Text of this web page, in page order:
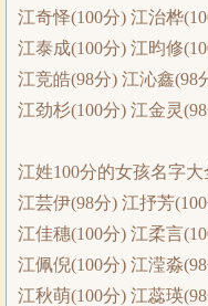
江奇怿(100分) 江治桦
江泰成(100分) 江昀修
江竞皓(98分) 江沁鑫(98
江劲杉(100分) 江金灵
江姓100分的女孩名字大
江芸伊(98分) 江抒芳
江佳穗(100分) 江柔言
江佩倪(100分) 江滢淼
江秋萌(100分) 江蕊瑛